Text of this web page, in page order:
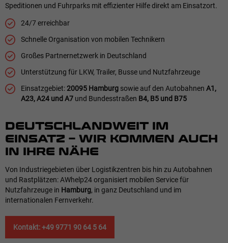
Speditionen und Fuhrparks mit effizienter Hilfe direkt am Einsatzort.
24/7 erreichbar
Schnelle Organisation von mobilen Technikern
Großes Partnernetzwerk in Deutschland
Unterstützung für LKW, Trailer, Busse und Nutzfahrzeuge
Einsatzgebiet:20095 Hamburg sowie auf den Autobahnen A1,
A23, A24 und A7 und Bundesstraßen B4, B5 und B75
DEUTSCHLANDWEIT IM
EINSATZ – WIR KOMMEN AUCH
IN IHRE NÄHE
Von Industriegebieten über Logistikzentren bis hin zu Autobahnen
und Rastplätzen: AWhelp24 organisiert mobilen Service für
Nutzfahrzeuge in Hamburg, in ganz Deutschland und im
internationalen Fernverkehr.
Kontakt: +49 9771 90 64 5 64